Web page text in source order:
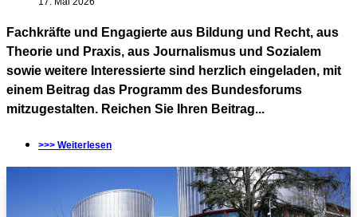
Fachkräfte und Engagierte aus Bildung und Recht, aus
Theorie und Praxis, aus Journalismus und Sozialem
sowie weitere Interessierte sind herzlich eingeladen, mit
einem Beitrag das Programm des Bundesforums
mitzugestalten. Reichen Sie Ihren Beitrag...
>>> Weiterlesen